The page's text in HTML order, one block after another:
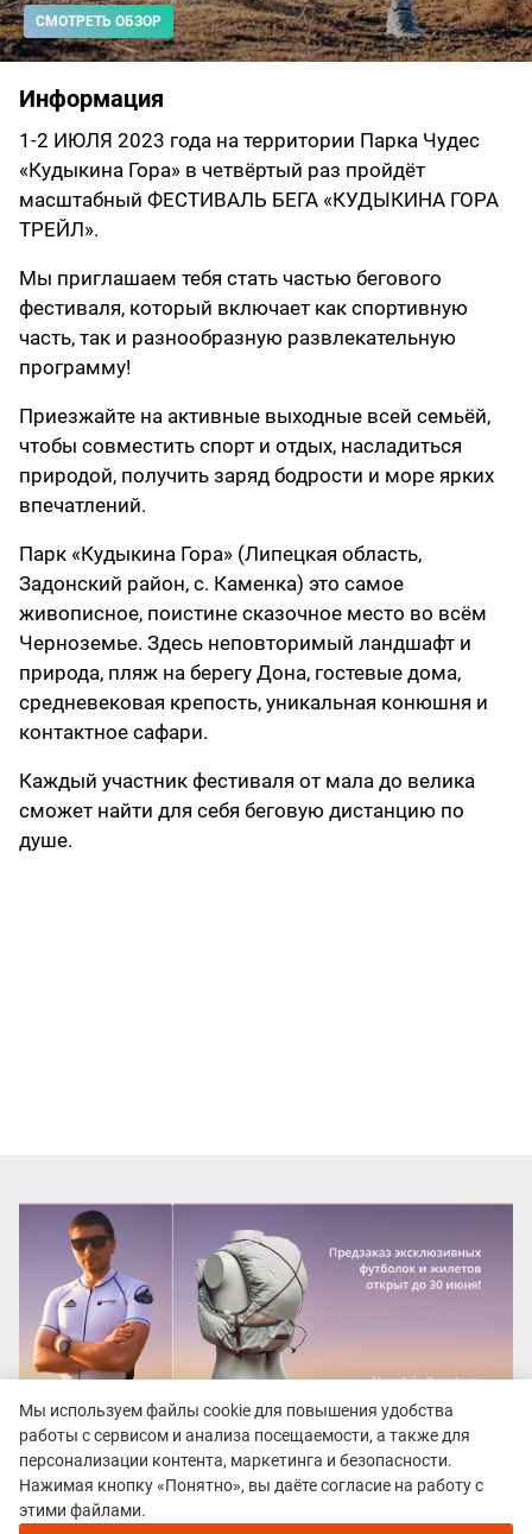
СМОТРЕТЬ ОБЗОР
Информация
1-2 ИЮЛЯ 2023 года на территории Парка Чудес
«Кудыкина Гора» в четвёртый раз пройдёт
масштабный ФЕСТИВАЛЬ БЕГА «КУДЫКИНА ГОРА
ТРЕЙЛ».
Мы приглашаем тебя стать частью бегового
фестиваля, который включает как спортивную
часть, так и разнообразную развлекательную
программу!
Приезжайте на активные выходные всей семьёй,
чтобы совместить спорт и отдых, насладиться
природой, получить заряд бодрости и море ярких
впечатлений.
Парк «Кудыкина Гора» (Липецкая область,
Задонский район, с. Каменка) это самое
живописное, поистине сказочное место во всём
Черноземье. Здесь неповторимый ландшафт и
природа, пляж на берегу Дона, гостевые дома,
средневековая крепость, уникальная конюшня и
контактное сафари.
Каждый участник фестиваля от мала до велика
сможет найти для себя беговую дистанцию по
душе.
Все гонки
Фестиваль Бега "Кудыкина Гора"
Мы используем файлы cookie для повышения удобства
работы с сервисом и анализа посещаемости, а также для
персонализации контента, маркетинга и безопасности.
Нажимая кнопку «Понятно», вы даёте согласие на работу с
этими файлами.